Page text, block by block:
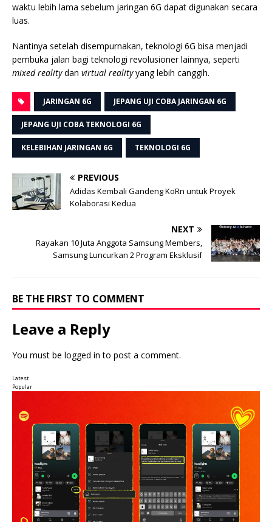
waktu lebih lama sebelum jaringan 6G dapat digunakan secara
luas.
Nantinya setelah disempurnakan, teknologi 6G bisa menjadi
pembuka jalan bagi teknologi revolusioner lainnya, seperti
mixed realitydan virtual realityyang lebih canggih.
JARINGAN 6G JEPANG UJI COBA JARINGAN 6G
JEPANG UJI COBA TEKNOLOGI 6G
KELEBIHAN JARINGAN 6G TEKNOLOGI 6G
PREVIOUS
Adidas Kembali Gandeng KoRn untuk Proyek
Kolaborasi Kedua
NEXT
Rayakan 10 Juta Anggota Samsung Members,
Samsung Luncurkan 2 Program Eksklusif
BE THE FIRST TO COMMENT
Leave a Reply
You must be logged in to post a comment.
Latest
Popular